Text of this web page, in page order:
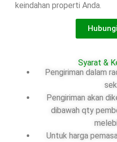
keindahan properti Anda.
Syarat &
Pengiriman dalam
Pengiriman akan
dibawah qty
Untuk harga